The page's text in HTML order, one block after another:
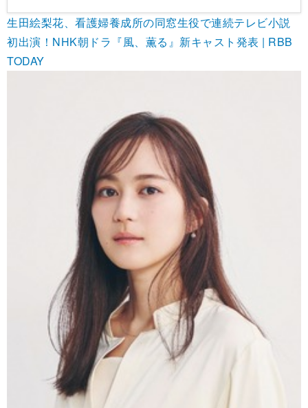
生田絵梨花、看護婦養成所の同窓生役で連続テレビ小説
初出演！NHK朝ドラ『風、薫る』新キャスト発表 | RBB
TODAY